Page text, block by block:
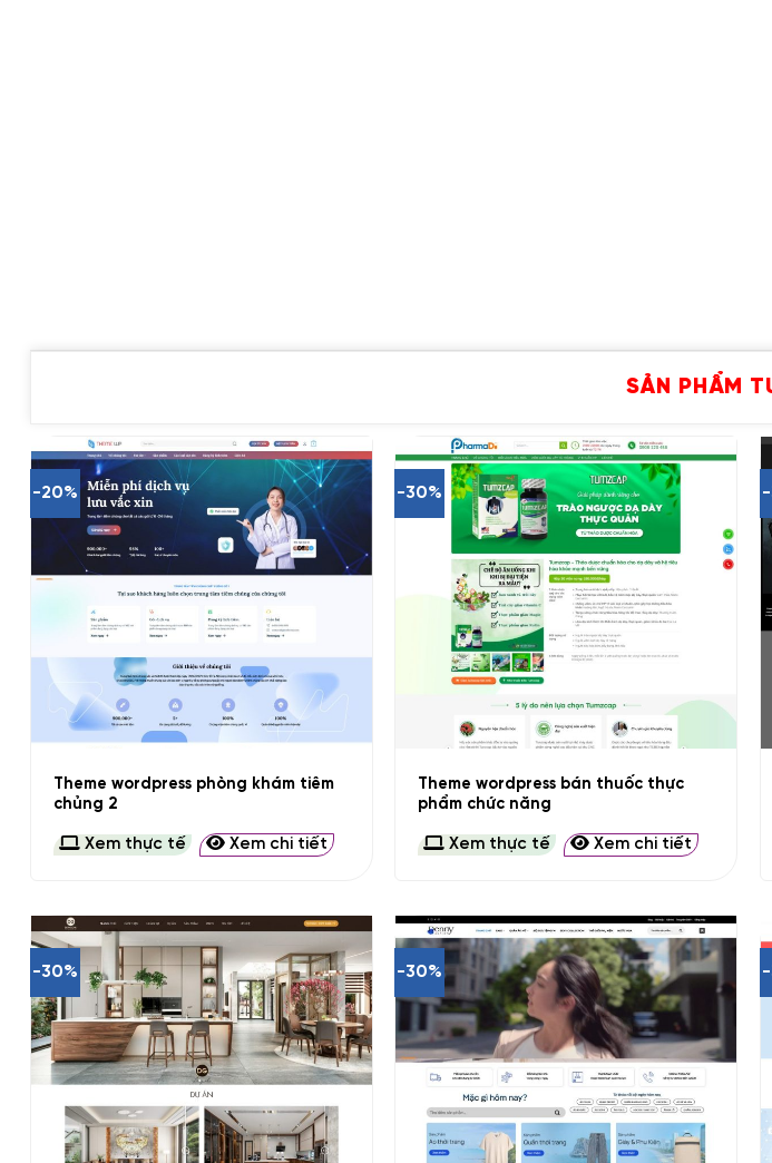
SẢN PHẨM
-20%
Theme wordpress phòng khám tiêm
chủng 2
Xem thực tế Xem chi tiết
-30%
Theme wordpress bán thuốc thực
phẩm chức năng
Xem thực tế Xem chi tiết
-30% -30%